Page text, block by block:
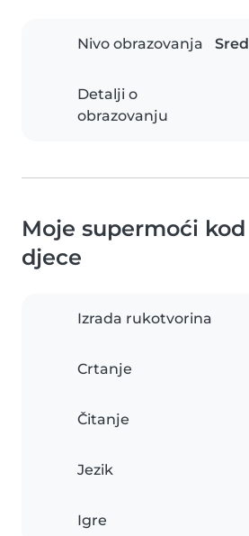
Nivo obrazovanja
Detalji o
obrazovanju
Moje supermoći
djece
Izrada rukotvorina
Crtanje
Čitanje
Jezik
Igre